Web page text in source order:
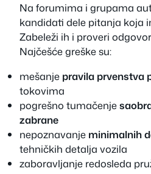
Na forumima i grupama
kandidati dele pitanja koja
Zabeleži ih i proveri
Najčešće greške su:
mešanje pravila prvenstva
tokovima
pogrešno tumačenje
zabrane
nepoznavanje minimalnih
tehničkih detalja vozila
zaboravljanje redosleda